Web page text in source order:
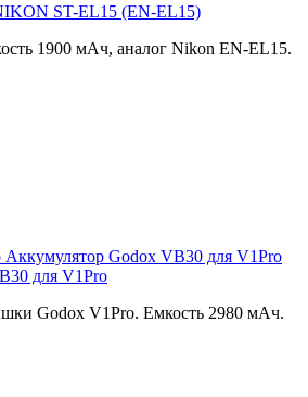
ST-EL15 (EN-EL15)
1900 мАч, аналог Nikon EN-EL15.
для V1Pro
Godox V1Pro. Емкость 2980 мАч.